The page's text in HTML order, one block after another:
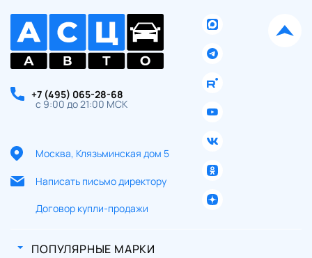
+7 (495) 065-28-68
с 9:00 до 21:00 МСК
Москва, Клязьминская дом 5
Написать письмо директору
Договор купли-продажи
ПОПУЛЯРНЫЕ МАРКИ